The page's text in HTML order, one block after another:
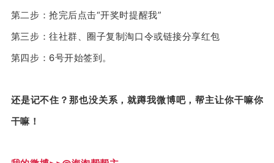
第二步：抢完后点击“开奖时提醒我”
第三步：往社群、圈子复制淘口令或链接分享红包
第四步：6号开始签到。
还是记不住？那也没关系，就蹲我微博吧，帮主让你干嘛你
干嘛！